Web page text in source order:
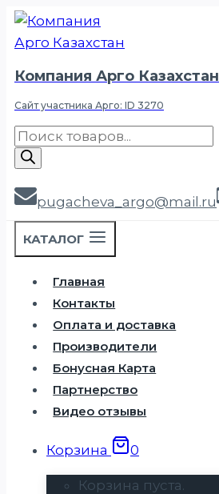
Перейти
Компания Арго Казахстан
Сайт участника Арго: ID 3270
Поиск
товаров
pugacheva_argo@mail.ru
КАТАЛОГ
Главная
Контакты
Оплата и доставка
Производители
Бонусная Карта
Партнерство
Видео отзывы
Корзина 0
Корзина пуста.